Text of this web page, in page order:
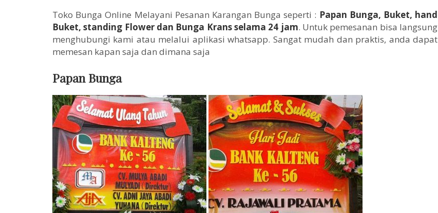
Toko Bunga Online Melayani Pesanan Karangan Bunga seperti : Papan Bunga, Buket, hand
Buket, standing Flower dan Bunga Krans selama 24 jam. Untuk pemesanan bisa langsung
menghubungi kami atau melalui aplikasi whatsapp. Sangat mudah dan praktis, anda dapat
memesan kapan saja dan dimana saja
Papan Bunga